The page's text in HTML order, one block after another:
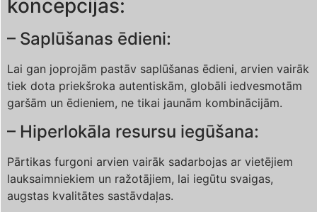
koncepcijas:
– Saplūšanas ēdieni:
Lai gan joprojām pastāv saplūšanas ēdieni, arvien vairāk
tiek dota priekšroka autentiskām, globāli iedvesmotām
garšām un ēdieniem, ne tikai jaunām kombinācijām.
– Hiperlokāla resursu iegūšana:
Pārtikas furgoni arvien vairāk sadarbojas ar vietējiem
lauksaimniekiem un ražotājiem, lai iegūtu svaigas,
augstas kvalitātes sastāvdaļas.